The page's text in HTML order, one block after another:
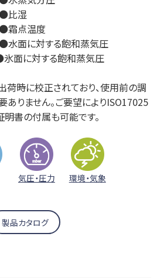
湿
点温度
対する飽和蒸気圧
面に対する飽和蒸気圧
荷時に校正されており、使用前の調
りません。ご要望によりISO17025
書の付属も可能です。
気圧・圧力 環境・気象
製品カタログ